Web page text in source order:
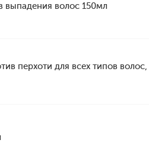
волос 150мл
перхоти для всех типов волос,